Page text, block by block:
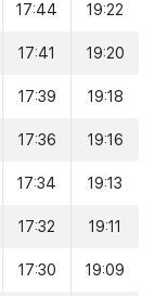
17:44 19:22
17:41 19:20
17:39 19:18
17:36 19:16
17:34 19:13
17:32 19:11
17:30 19:09